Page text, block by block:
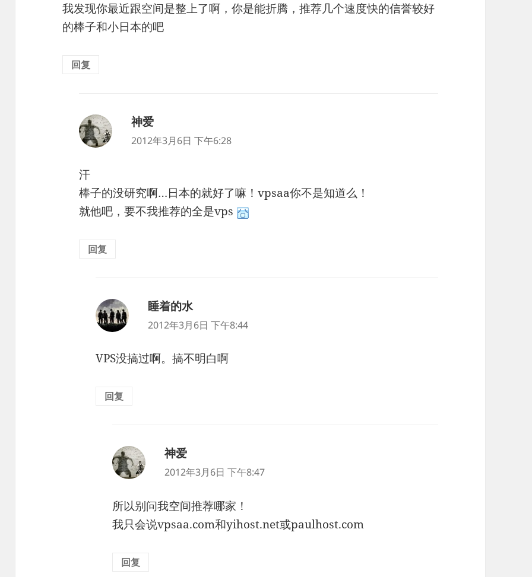
我发现你最近跟空间是整上了啊，你是能折腾，推荐几个速度快的信誉较好
的棒子和小日本的吧
回复
神爱
道：
2012年3月6日 下午6:28
汗
棒子的没研究啊…日本的就好了嘛！vpsaa你不是知道么！
就他吧，要不我推荐的全是vps
回复
睡着的水说
道：
2012年3月6日 下午8:44
VPS没搞过啊。搞不明白啊
回复
神爱
道：
2012年3月6日 下午8:47
所以别问我空间推荐哪家！
我只会说vpsaa.com和yihost.net或paulhost.com
回复